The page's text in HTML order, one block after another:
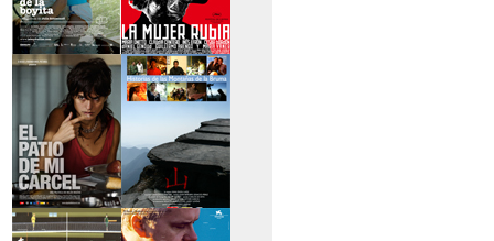
>El último verano de
la boyita
>La mujer rubia
>El patio de mi
>Historias de las